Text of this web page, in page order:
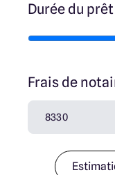
Durée du
Frais de